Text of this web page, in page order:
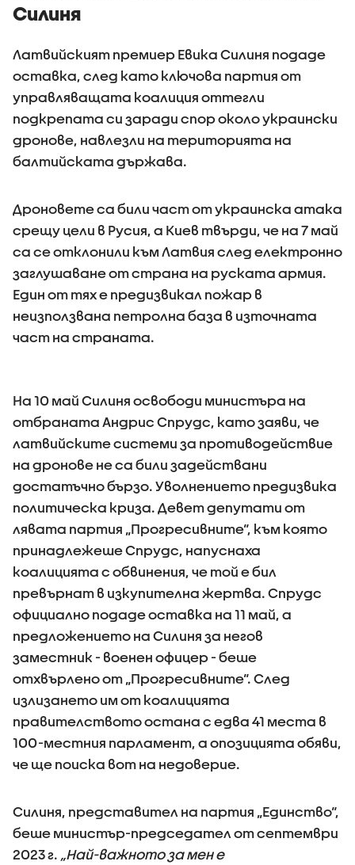
Силиня
Латвийският премиер Евика Силиня подаде
оставка, след като ключова партия от
управляващата коалиция оттегли
подкрепата си заради спор около украински
дронове, навлезли на територията на
балтийската държава.
Дроновете са били част от украинска атака
срещу цели в Русия, а Киев твърди, че на 7 май
са се отклонили към Латвия след електронно
заглушаване от страна на руската армия.
Един от тях е предизвикал пожар в
неизползвана петролна база в източната
част на страната.
На 10 май Силиня освободи министъра на
отбраната Андрис Спрудс, като заяви, че
латвийските системи за противодействие
на дронове не са били задействани
достатъчно бързо. Уволнението предизвика
политическа криза. Девет депутати от
лявата партия „Прогресивните“, към която
принадлежеше Спрудс, напуснаха
коалицията с обвинения, че той е бил
превърнат в изкупителна жертва. Спрудс
официално подаде оставка на 11 май, а
предложението на Силиня за негов
заместник - военен офицер - беше
отхвърлено от „Прогресивните“. След
излизането им от коалицията
правителството остана с едва 41 места в
100-местния парламент, а опозицията обяви,
че ще поиска вот на недоверие.
Силиня, представител на партия „Единство“,
беше министър-председател от септември
2023 г. „Най-важното за мен е